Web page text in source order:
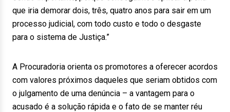
que iria demorar dois, três, quatro anos para sair em um
processo judicial, com todo custo e todo o desgaste
para o sistema de Justiça.”
A Procuradoria orienta os promotores a oferecer acordos
com valores próximos daqueles que seriam obtidos com
o julgamento de uma denúncia – a vantagem para o
acusado é a solução rápida e o fato de se manter réu